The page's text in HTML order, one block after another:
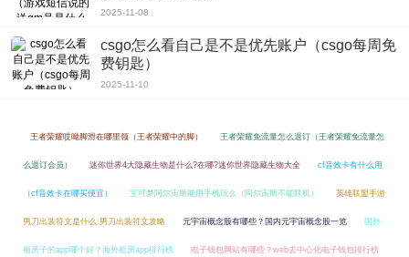
2025-11-08
csgo怎么看自己是不是优先账户（csgo每周免
费钥匙）
2025-11-10
王者荣耀哎呦脚滑在哪里领（王者荣耀中的脚） 王者荣耀免流量怎么退订（王者荣耀免流量怎
么退订会员） 迷你世界4大隐藏生物是什么?在哪?迷你世界隐藏生物大全 cf音效卡有什么用
（cf音效卡在哪买便宜） 宝可梦阿尔宙斯能用手机玩么（阿尔宙斯不能联机） 英雄联盟手游
男刀出装符文是什么 男刀出装符文攻略 元宇宙概念股有哪些？国内元宇宙概念股一览 国外
租房子的app哪个好？海外租房app排行榜 电子钱包网站有哪些？web去中心化电子钱包排行榜